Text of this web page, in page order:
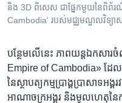
និង 3D ពិសេស ជាផ្នែកមួយនៃពិព័
Cambodia' របស់មជ្ឈមណ្ឌលវិទ្យាស
បន្ថែម​លើ​នេះ ភាពយន្ត​ឯកសា
Empire of Cambodia» ​ដែ
នៃ​ស្ថាបត្យកម្មប្រាង្គប្រាសាទ​អង្
អាណាចក្រ​អង្គរ​ និង​មូលហេតុ​នៃ​